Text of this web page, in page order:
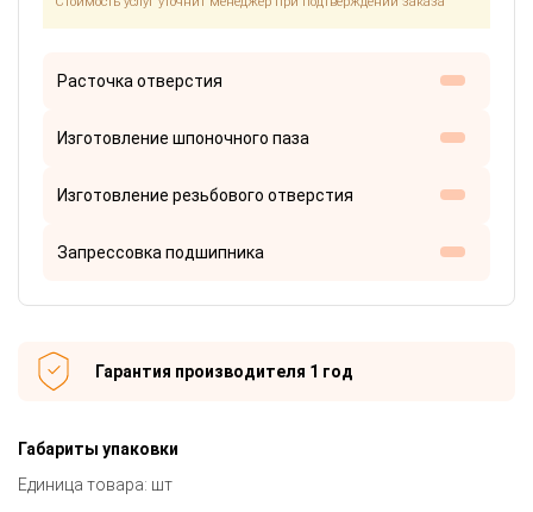
Расточка отверстия
Изготовление шпоночного паза
Изготовление резьбового отверстия
Запрессовка подшипника
Гарантия производителя 1 год
Габариты упаковки
Единица товара: шт